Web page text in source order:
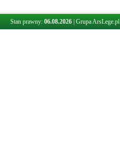
Stan prawny: 06.08.2026 Grupa ArsLege.pl